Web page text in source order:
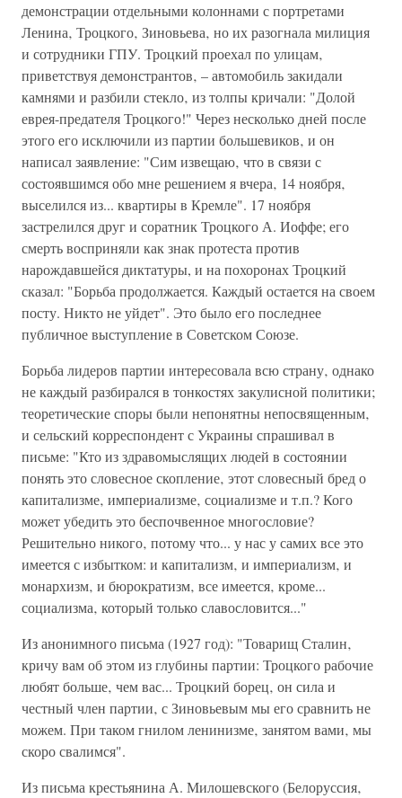
демонстрации отдельными колоннами с портретами
Ленина‚ Троцкого‚ Зиновьева‚ но их разогнала милиция
и сотрудники ГПУ. Троцкий проехал по улицам‚
приветствуя демонстрантов‚ – автомобиль закидали
камнями и разбили стекло‚ из толпы кричали: "Долой
еврея-предателя Троцкого!" Через несколько дней после
этого его исключили из партии большевиков‚ и он
написал заявление: "Сим извещаю‚ что в связи с
состоявшимся обо мне решением я вчера‚ 14 ноября‚
выселился из... квартиры в Кремле". 17 ноября
застрелился друг и соратник Троцкого А. Иоффе; его
смерть восприняли как знак протеста против
нарождавшейся диктатуры, и на похоронах Троцкий
сказал: "Борьба продолжается. Каждый остается на своем
посту. Никто не уйдет". Это было его последнее
публичное выступление в Советском Союзе.
Борьба лидеров партии интересовала всю страну‚ однако
не каждый разбирался в тонкостях закулисной политики;
теоретические споры были непонятны непосвященным‚
и сельский корреспондент с Украины спрашивал в
письме: "Кто из здравомыслящих людей в состоянии
понять это словесное скопление‚ этот словесный бред о
капитализме‚ империализме‚ социализме и т.п.? Кого
может убедить это беспочвенное многословие?
Решительно никого‚ потому что... у нас у самих все это
имеется с избытком: и капитализм‚ и империализм‚ и
монархизм‚ и бюрократизм‚ все имеется‚ кроме...
социализма‚ который только славословится..."
Из анонимного письма (1927 год): "Товарищ Сталин‚
кричу вам об этом из глубины партии: Троцкого рабочие
любят больше‚ чем вас... Троцкий борец‚ он сила и
честный член партии‚ с Зиновьевым мы его сравнить не
можем. При таком гнилом ленинизме‚ занятом вами‚ мы
скоро свалимся".
Из письма крестьянина А. Милошевского (Белоруссия‚